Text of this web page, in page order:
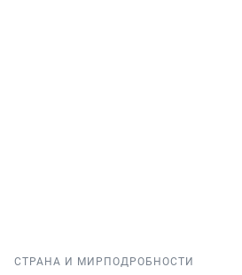
СТРАНА И МИР ПОДРОБНОСТИ